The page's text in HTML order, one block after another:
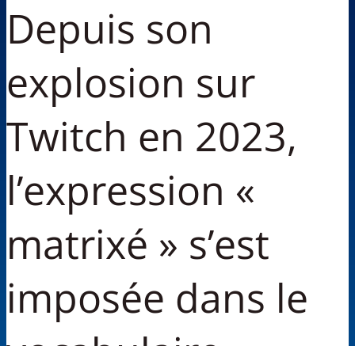
Depuis son
explosion sur
Twitch en 2023,
l’expression «
matrixé » s’est
imposée dans le